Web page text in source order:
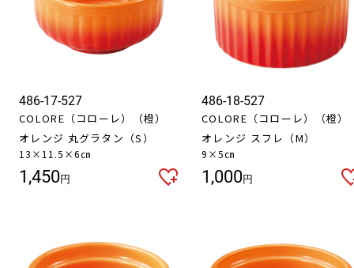
486-17-527
COLORE（コローレ）（橙）
オレンジ 丸グラタン（S）
13×11.5×6㎝
1,450円
486-18-527
COLORE（コローレ）（橙）
オレンジ スフレ（M）
9×5㎝
1,000円